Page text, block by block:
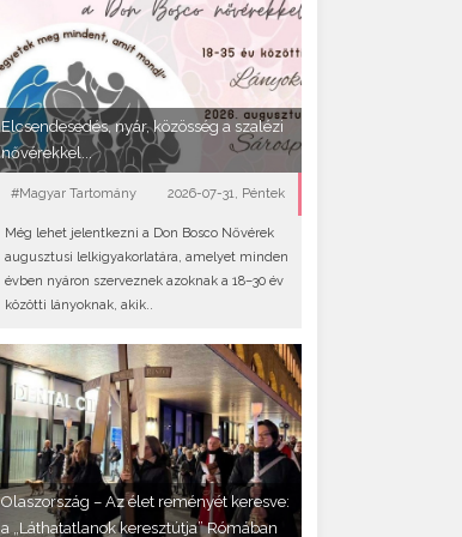
Elcsendesedés, nyár, közösség a szalézi
nővérekkel...
#Magyar Tartomány 2026-07-31, Péntek
Még lehet jelentkezni a Don Bosco Nővérek
augusztusi lelkigyakorlatára, amelyet minden
évben nyáron szerveznek azoknak a 18–30 év
közötti lányoknak, akik..
Olaszország – Az élet reményét keresve:
a „Láthatatlanok keresztútja” Rómában